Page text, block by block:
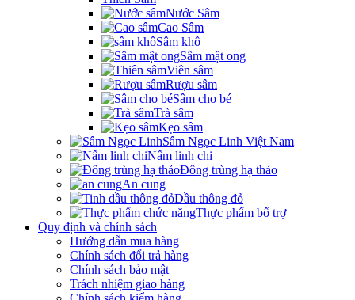
Nước Sâm
Cao Sâm
Sâm khô
Sâm mật ong
Viên sâm
Rượu sâm
Sâm cho bé
Trà sâm
Kẹo sâm
Sâm Ngọc Linh Việt Nam
Nấm linh chi
Đông trùng hạ thảo
An cung
Dầu thông đỏ
Thực phẩm bổ trợ
Quy định và chính sách
Hướng dẫn mua hàng
Chính sách đổi trả hàng
Chính sách bảo mật
Trách nhiệm giao hàng